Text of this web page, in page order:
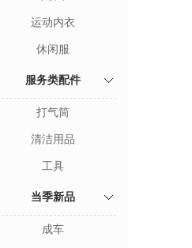
运动内衣
休闲服
服务类配件
打气筒
清洁用品
工具
当季新品
成车